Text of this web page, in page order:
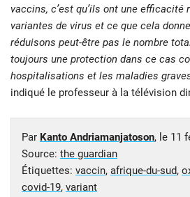
vaccins, c’est qu’ils ont une
variantes de virus et ce que cela
réduisons peut-être pas le nombre
toujours une protection dans ce cas
hospitalisations et les maladies
indiqué le professeur à la télévision
Par Kanto Andriamanjatoson, le 11
Source: the guardian
Étiquettes: vaccin, afrique-du-sud,
covid-19, variant